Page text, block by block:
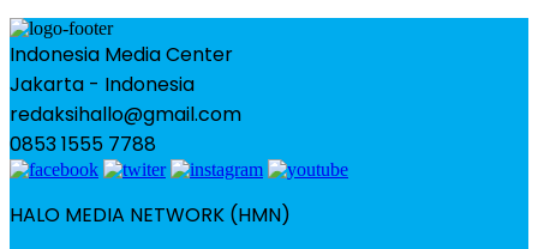
Indonesia Media Center
Jakarta - Indonesia
redaksihallo@gmail.com
0853 1555 7788
HALO MEDIA NETWORK (HMN)